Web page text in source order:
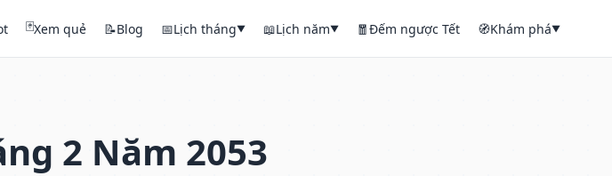
🃏Xem quẻ 📝Blog 📅Lịch tháng▼ 📖Lịch năm▼ 🧧Đếm ngược Tết 🧭Khám phá▼
2 Năm 2053